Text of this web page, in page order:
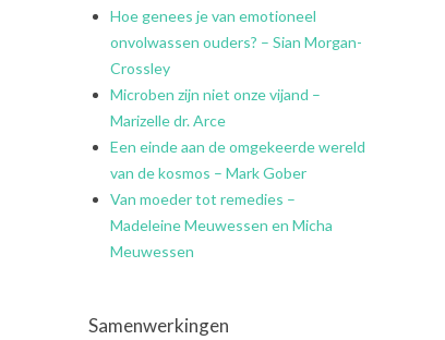
Hoe genees je van emotioneel
onvolwassen ouders? – Sian Morgan-
Crossley
Microben zijn niet onze vijand –
Marizelle dr. Arce
Een einde aan de omgekeerde wereld
van de kosmos – Mark Gober
Van moeder tot remedies –
Madeleine Meuwessen en Micha
Meuwessen
Samenwerkingen